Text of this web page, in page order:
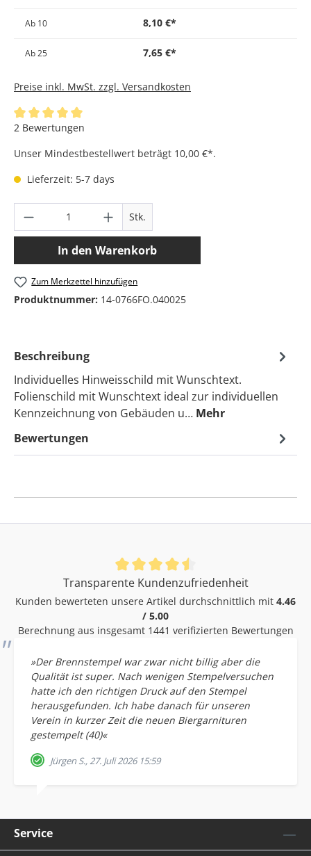
Ab 10 8,10 €*
Ab25 7,65 €*
Preise inkl. MwSt. zzgl. Versandkosten
Durchschnittliche Bewertung von 5 von 5 Sternen
2 Bewertungen
Unser Mindestbestellwert beträgt 10,00 €*.
Lieferzeit: 5-7 days
Produkt Anzahl: Gib den gewünschten
Stk.
In den Warenkorb
Zum Merkzettel hinzufügen
Produktnummer: 14-0766FO.040025
Beschreibung
Individuelles Hinweisschild mit Wunschtext.
Folienschild mit Wunschtext ideal zur individuellen
Kennzeichnung von Gebäuden u… Mehr
Bewertungen
Durchschnittliche Bewertung von 4.46 von 5 Sternen
Transparente Kundenzufriedenheit
Kunden bewerteten unsere Artikel durchschnittlich mit 4.46
/ 5.00
Berechnung aus insgesamt 1441 verifizierten Bewertungen
»Der Brennstempel war zwar nicht billig aber die
Qualität ist super. Nach wenigen Stempelversuchen
hatte ich den richtigen Druck auf den Stempel
herausgefunden. Ich habe danach für unseren
Verein in kurzer Zeit die neuen Biergarnituren
gestempelt (40)«
Jürgen S., 27. Juli 2026 15:59
Service